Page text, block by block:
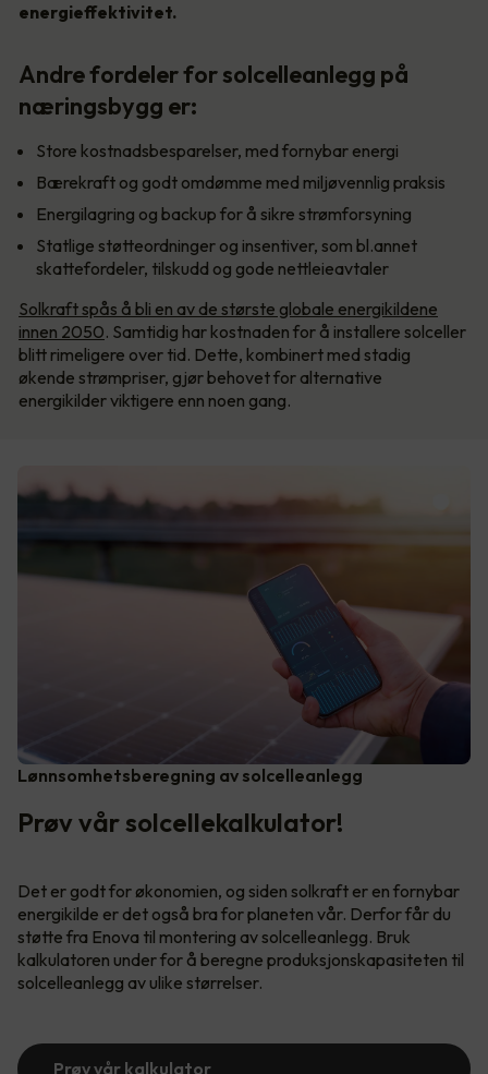
energieffektivitet.
Andre fordeler for solcelleanlegg på
næringsbygg er:
Store kostnadsbesparelser, med fornybar energi
Bærekraft og godt omdømme med miljøvennlig praksis
Energilagring og backup for å sikre strømforsyning
Statlige støtteordninger og insentiver, som bl.annet
skattefordeler, tilskudd og gode nettleieavtaler
Solkraft spås å bli en av de største globale energikildene
innen 2050. Samtidig har kostnaden for å installere solceller
blitt rimeligere over tid. Dette, kombinert med stadig
økende strømpriser, gjør behovet for alternative
energikilder viktigere enn noen gang.
Lønnsomhetsberegning av solcelleanlegg
Prøv vår solcellekalkulator!
Det er godt for økonomien, og siden solkraft er en fornybar
energikilde er det også bra for planeten vår. Derfor får du
støtte fra Enova til montering av solcelleanlegg. Bruk
kalkulatoren under for å beregne produksjonskapasiteten til
solcelleanlegg av ulike størrelser.
Prøv vår kalkulator